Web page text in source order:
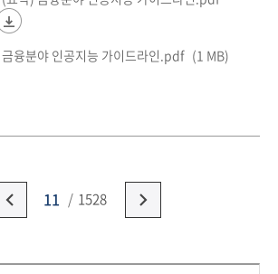
융분야 인공지능 가이드라인.pdf (1 MB)
11 1528